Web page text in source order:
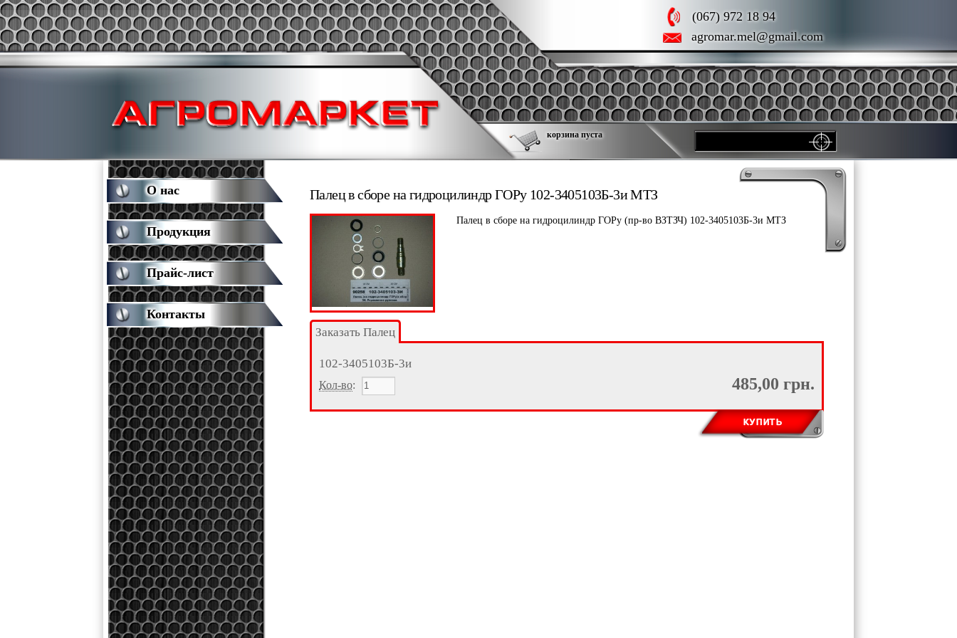
(067) 972 18 94
agromar.mel@gmail.com
корзина пуста
Палец в сборе на гидроцилиндр ГОРу 102-3405103Б-3и МТЗ
Палец в сборе на гидроцилиндр ГОРу (пр-во ВЗТЗЧ) 102-3405103Б-3и МТЗ
Заказать Палец
102-3405103Б-3и
485,00 грн.
Кол-во:
О нас
Продукция
Прайс-лист
Контакты